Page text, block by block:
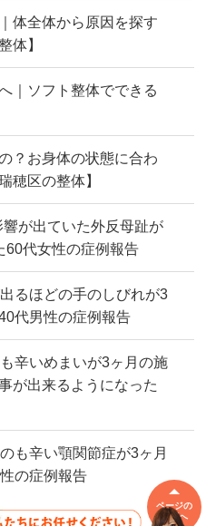
体全体から原因を探す
体】
｜ソフト整体でできる
？お身体の状態に合わ
穂区の整体】
が出ていた外反母趾が
60代女性の症例報告
るほどの手のしびれが3
代男性の症例報告
辛いめまいが3ヶ月の施
が出来るようになった
も辛い顎関節症が3ヶ月
の症例報告
ページの
先頭へ